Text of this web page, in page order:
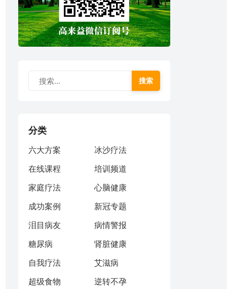
搜索
分类
六大方案
冰沙疗法
在线课程
培训频道
家庭疗法
心脑健康
成功案例
新冠专题
泪目病友
病情警报
糖尿病
肾脏健康
自我疗法
艾滋病
超级食物
逆转不孕